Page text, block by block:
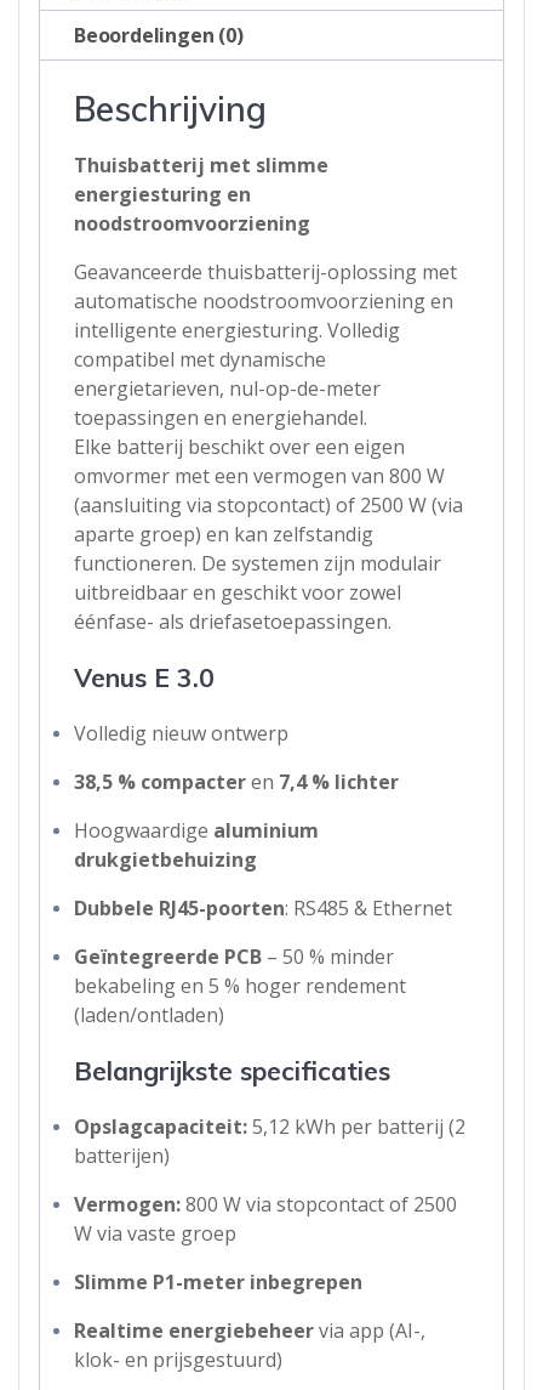
10.24kWh
aantal
Beoordelingen (0)
Beschrijving
Thuisbatterij met slimme
energiesturing en
noodstroomvoorziening
Geavanceerde thuisbatterij-oplossing met
automatische noodstroomvoorziening en
intelligente energiesturing. Volledig
compatibel met dynamische
energietarieven, nul-op-de-meter
toepassingen en energiehandel.
Elke batterij beschikt over een eigen
omvormer met een vermogen van 800 W
(aansluiting via stopcontact) of 2500 W (via
aparte groep) en kan zelfstandig
functioneren. De systemen zijn modulair
uitbreidbaar en geschikt voor zowel
éénfase- als driefasetoepassingen.
Venus E 3.0
Volledig nieuw ontwerp
38,5 % compacteren 7,4 % lichter
Hoogwaardige aluminium
drukgietbehuizing
Dubbele RJ45-poorten: RS485 & Ethernet
Geïntegreerde PCB – 50 % minder
bekabeling en 5 % hoger rendement
(laden/ontladen)
Belangrijkste specificaties
Opslagcapaciteit:5,12 kWh per batterij (2
batterijen)
Vermogen:800 W via stopcontact of 2500
W via vaste groep
Slimme P1-meter inbegrepen
Realtime energiebeheervia app (AI-,
klok- en prijsgestuurd)